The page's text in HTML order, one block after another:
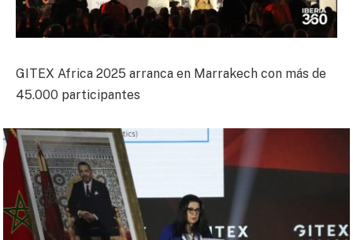
GITEX Africa 2025 arranca en Marrakech con más de
45.000 participantes